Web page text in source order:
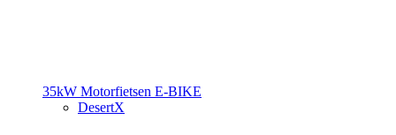
35kW Motorfietsen E-BIKE
DesertX